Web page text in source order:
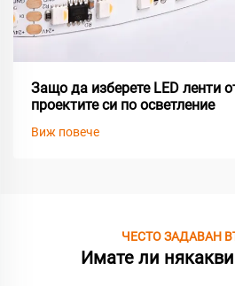
Защо да изберете LED ленти
проектите си по осветление
Виж повече
ЧЕСТО ЗАДАВАН
Имате ли